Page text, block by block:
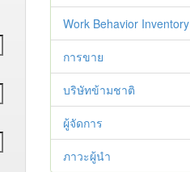
Work Behavior Inventory
การขาย
บริษัทข้ามชาติ
ผู้จัดการ
ภาวะผู้นำ